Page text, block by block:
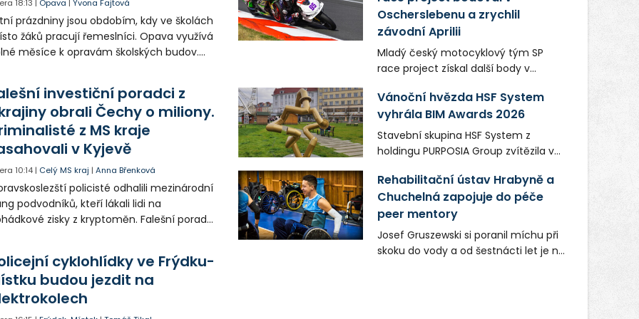
18:13 | Opava |Yvona Fajtová
prázdniny jsou obdobím, kdy ve školách
žáků pracují řemeslníci. Opava využívá
měsíce k opravám školských budov.
investiční poradci z
obrali Čechy o miliony.
z MS kraje
v Kyjevě
10:14 | Celý MS kraj |Anna Břenková
policisté odhalili mezinárodní
podvodníků, kteří lákali lidi na
zisky z kryptoměn. Falešní poradci
až stovky milionů korun. Na padesátce
prohlídek v Kyjevě se podíleli i
vyšetřovatelé.
cyklohlídky ve Frýdku-
budou jezdit na
Oscherslebenu a zrychlil
závodní Aprilii
Mladý český motocyklový tým SP
race project získal další body v
MOTO. Při závodním víkendu, který se
konal od 31. července do 2. srpna na
německém okruhu Oschersleben,
obsadil Filip Novotný ve třídě
Supersport desáté a jedenácté
místo. Maks Palmowski dokončil oba
závody kategorie Sportbike na
dvanácté příčce. Přestože výsledky
zůstaly za očekáváním týmu, důležitý
posun přineslo testování nového
aerodynamického řešení pro Aprilii
Vánoční hvězda HSF System
vyhrála BIM Awards 2026
Stavební skupina HSF System z
holdingu PURPOSIA Group zvítězila v
v kategorii Projekty veřejného zájmu.
Ocenění získala ocelová Vánoční
hvězda, která vznikla pro Ostravské
Vánoce na Masarykově náměstí.
Sezónní prvek vánoční výzdoby sloužil
během adventu jako fotopoint pro
Rehabilitační ústav Hrabyně a
Chuchelná zapojuje do péče
peer mentory
Josef Gruszewski si poranil míchu při
skoku do vody a od šestnácti let je na